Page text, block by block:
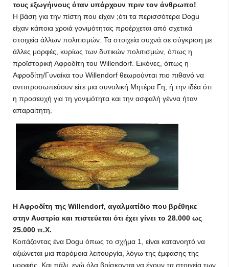
τους εξωγήινους όταν υπάρχουν πριν τον άνθρωπο!
Η βάση για την πίστη που είχαν ;ότι τα περισσότερα Dogu
είχαν κάποια χροιά γονιμότητας προέρχεται από σχετικά
στοιχεία άλλων πολιτισμών. Τα στοιχεία συχνά σε σύγκριση με
άλλες μορφές, κυρίως των δυτικών πολιτισμών, όπως η
προϊστορική Αφροδίτη του Willendorf. Εικόνες, όπως η
Αφροδίτη/Γυναίκα του Willendorf θεωρούνται πιο πιθανό να
αντιπροσωπεύουν είτε μια συνολική Μητέρα Γη, ή την ιδέα ότι
η προσευχή για τη γονιμότητα και την ασφαλή γέννα ήταν
απαραίτητη.
Η Αφροδίτη της Willendorf, αγαλματίδιο που βρέθηκε
στην Αυστρία και πιστεύεται ότι έχει γίνει το 28.000 ως
25.000 π.Χ.
Κοιτάζοντας ένα Dogu όπως το σχήμα 1, είναι κατανοητό να
αξιώνεται μια παρόμοια λειτουργία, λόγω της έμφασης της
μορφής. Και πάλι, ενώ όλα βρίσκονται να έχουν τα στοιχεία των